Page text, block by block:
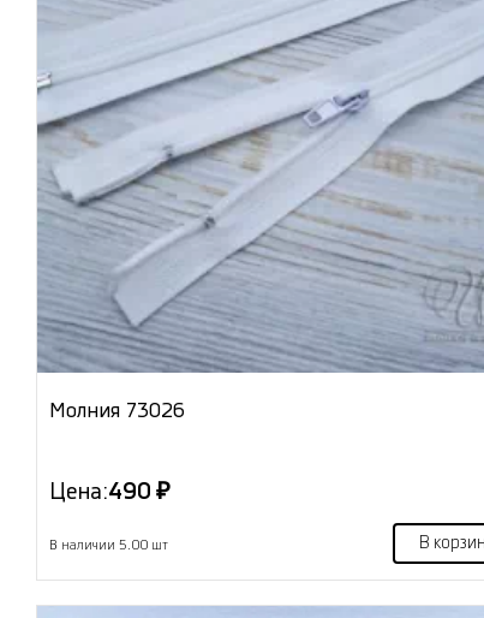
Молния 73026
Цена:490 ₽
В наличии 5.00 шт В